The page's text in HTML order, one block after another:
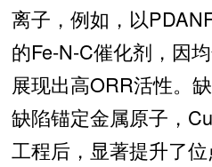
离子，例如，以
的Fe-N-C催化剂，因
展现出高ORR活性。
缺陷锚定金属原子，
工程后，显著提升了